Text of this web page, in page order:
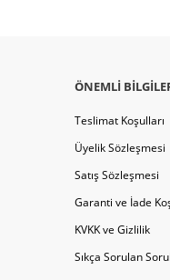
ÖNEMLI
Teslimat Koşulları
Üyelik Sözleşmesi
Satış Sözleşmesi
Garanti ve İade
KVKK ve Gizlilik
Sıkça Sorulan